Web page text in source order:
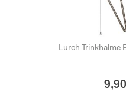
Lurch Trinkhalme